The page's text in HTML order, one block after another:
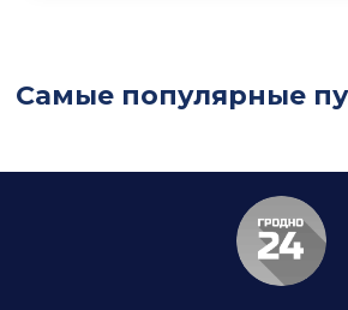
Самые популярные